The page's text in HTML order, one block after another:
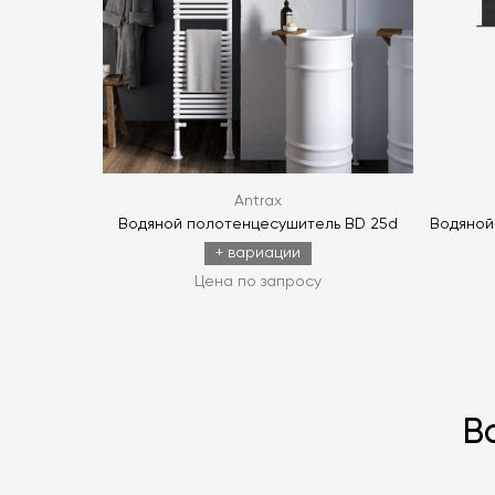
Antrax
Водяной полотенцесушитель BD 25d
+ вариации
Цена по запросу